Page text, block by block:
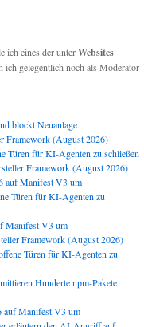
ich eines der unterWebsites
ich gelegentlich noch als Moderator
blockt Neuanlage
Framework (August 2026)
Türen für KI-Agenten zu schließen
Framework (August 2026)
auf Manifest V3 um
Türen für KI-Agenten zu
Manifest V3 um
Framework (August 2026)
Türen für KI-Agenten zu
Hunderte npm-Pakete
auf Manifest V3 um